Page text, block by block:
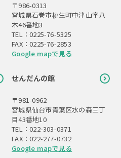
〒986-0313
宮城県石巻市桃生町中津山字八
木46番地3
TEL：0225-76-5325
FAX：0225-76-2853
Google mapで見る
せんだんの館
〒981-0962
宮城県仙台市青葉区水の森三丁
目43番地10
TEL：022-303-0371
FAX：022-277-0732
Google mapで見る